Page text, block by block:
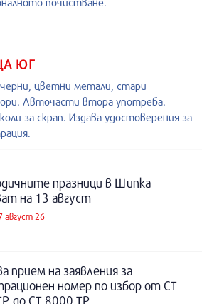
ЮГ
черни, цветни метали, стари
Авточасти втора употреба.
за скрап. Издава удостоверения за
празници в Шипка
на 13 август
август 26
прием на заявления за
номер по избор от СТ
до СТ 8000 ТР